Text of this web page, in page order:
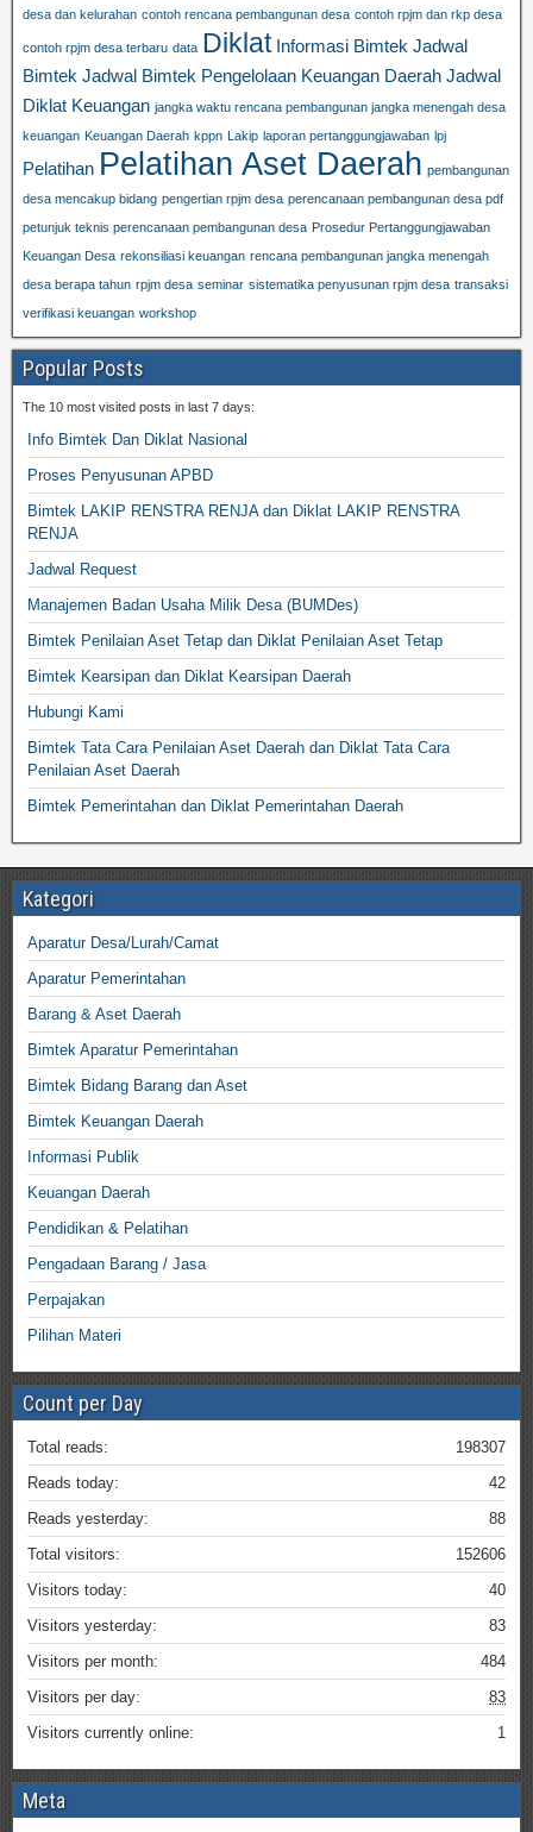
desa dan kelurahan contoh rencana pembangunan desa contoh rpjm dan rkp desa
contoh rpjm desa terbaru data Diklat Informasi Bimtek Jadwal
Bimtek Jadwal Bimtek Pengelolaan Keuangan Daerah Jadwal
Diklat Keuangan jangka waktu rencana pembangunan jangka menengah desa
keuangan Keuangan Daerah kppn Lakip laporan pertanggungjawaban lpj
Pelatihan Pelatihan Aset Daerah pembangunan
desa mencakup bidang pengertian rpjm desa perencanaan pembangunan desa pdf
petunjuk teknis perencanaan pembangunan desa Prosedur Pertanggungjawaban
Keuangan Desa rekonsiliasi keuangan rencana pembangunan jangka menengah
desa berapa tahun rpjm desa seminar sistematika penyusunan rpjm desa transaksi
verifikasi keuangan workshop
Popular Posts
The 10 most visited posts in last 7 days:
Info Bimtek Dan Diklat Nasional
Proses Penyusunan APBD
Bimtek LAKIP RENSTRA RENJA dan Diklat LAKIP RENSTRA
RENJA
Jadwal Request
Manajemen Badan Usaha Milik Desa (BUMDes)
Bimtek Penilaian Aset Tetap dan Diklat Penilaian Aset Tetap
Bimtek Kearsipan dan Diklat Kearsipan Daerah
Hubungi Kami
Bimtek Tata Cara Penilaian Aset Daerah dan Diklat Tata Cara
Penilaian Aset Daerah
Bimtek Pemerintahan dan Diklat Pemerintahan Daerah
Kategori
Aparatur Desa/Lurah/Camat
Aparatur Pemerintahan
Barang & Aset Daerah
Bimtek Aparatur Pemerintahan
Bimtek Bidang Barang dan Aset
Bimtek Keuangan Daerah
Informasi Publik
Keuangan Daerah
Pendidikan & Pelatihan
Pengadaan Barang / Jasa
Perpajakan
Pilihan Materi
Count per Day
198307
Total reads:
42
Reads today:
88
Reads yesterday:
152606
Total visitors:
40
Visitors today:
83
Visitors yesterday:
484
Visitors per month:
83
Visitors per day:
1
Visitors currently online:
Meta